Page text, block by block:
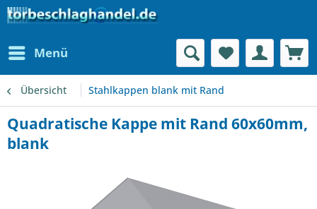
Menü
Übersicht Stahlkappen blank mit Rand
Quadratische Kappe mit Rand 60x60mm,
blank